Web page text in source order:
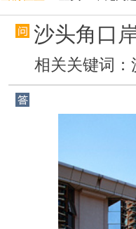
沙头角口
相关关键词